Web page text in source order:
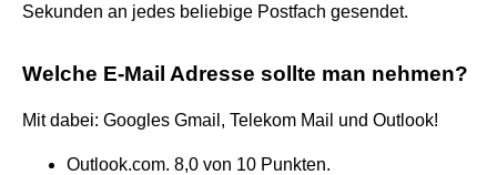
Sekunden an jedes beliebige Postfach gesendet.
Welche E-Mail Adresse sollte man nehmen?
Mit dabei: Googles Gmail, Telekom Mail und Outlook!
Outlook.com. 8,0 von 10 Punkten.